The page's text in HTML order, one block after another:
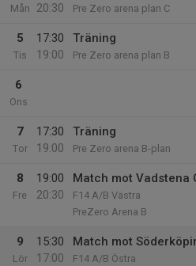
Mån
20:30
Pre Zero arena plan C
5
Tis
17:30
19:00
Träning
Pre Zero arena plan B
6
Ons
7
Tor
17:30
19:00
Träning
Pre Zero arena B-plan
8
Fre
19:00
20:30
Match mot Vadstena
F14 A/B Västra
PreZero Arena B
9
Lör
15:30
17:00
Match mot
F14 A/B Östra